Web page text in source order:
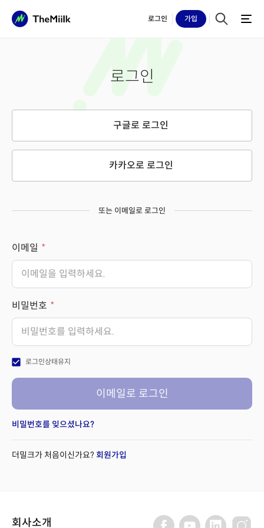
로그인 가입
로그인
구글로 로그인
카카오로 로그인
또는 이메일로 로그인
이메일
비밀번호
check_box 로그인상태유지
이메일로 로그인
비밀번호를 잊으셨나요?
더밀크가 처음이신가요? 회원가입
회사소개